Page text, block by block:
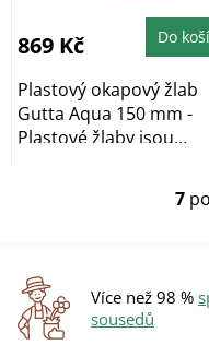
869 Kč Do
Plastový okapový žlab
Gutta Aqua 150 mm -
Plastové žlaby jsou
7
Více než 98 %
sousedů